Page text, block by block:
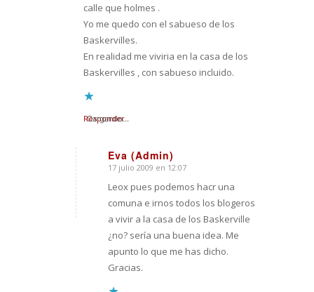
calle que holmes .
Yo me quedo con el sabueso de los
Baskervilles.
En realidad me viviria en la casa de los
Baskervilles , con sabueso incluido.
Cargando...
Responder
Eva (Admin)
Dice:
17 julio 2009 en 12:07
Leox pues podemos hacr una
comuna e irnos todos los blogeros
a vivir a la casa de los Baskerville
¿no? sería una buena idea. Me
apunto lo que me has dicho.
Gracias.